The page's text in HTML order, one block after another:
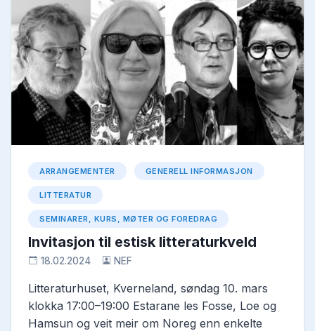
ARRANGEMENTER GENERELL INFORMASJON
LITTERATUR
SEMINARER, KURS, MØTER OG FOREDRAG
Invitasjon til estisk litteraturkveld
18.02.2024 NEF
Litteraturhuset, Kverneland, søndag 10. mars
klokka 17:00–19:00 Estarane les Fosse, Loe og
Hamsun og veit meir om Noreg enn enkelte